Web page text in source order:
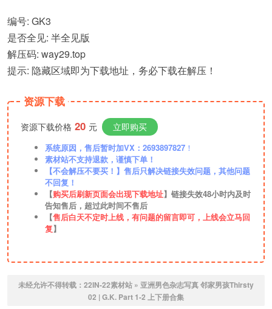
编号: GK3
是否全见: 半全见版
解压码: way29.top
提示: 隐藏区域即为下载地址，务必下载在解压！
资源下载
资源下载价格 20 元 立即购买
系统原因，售后暂时加VX：2693897827 ！
素材站不支持退款，谨慎下单！
【不会解压不要买！】售后只解决链接失效问题，其他问题
不回复！
【购买后刷新页面会出现下载地址】链接失效48小时内及时
告知售后，超过此时间不售后
【售后白天不定时上线，有问题的留言即可，上线会立马回
复】
未经允许不得转载： 22IN-22素材站 » 亚洲男色杂志写真 邻家男孩Thirsty
02 | G.K. Part 1-2 上下册合集